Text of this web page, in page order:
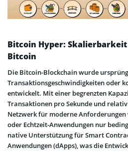
Bitcoin Hyper:
Bitcoin
Die Bitcoin-Blockchain wurde
Transaktionsgeschwindigkeiten oder
entwickelt. Mit einer begrenzten
Transaktionen pro Sekunde und
Netzwerk für moderne
oder Echtzeit-Anwendungen nur
native Unterstützung für Smart
Anwendungen (dApps), was die